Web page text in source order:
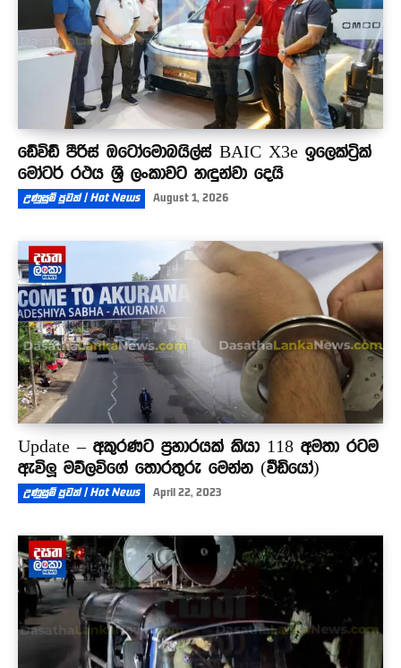
ඩේවිඩ් පීරිස් ඔටෝමොබයිල්ස් BAIC X3e ඉලෙක්ට්‍රික්
මෝටර් රථය ශ්‍රී ලංකාවට හඳුන්වා දෙයි
උණුසුම් පුවත් | Hot News August 1, 2026
Update – අකුරණට ප්‍රහාරයක් කියා 118 අමතා රටම
ඇවිලූ මව්ලවිගේ තොරතුරු මෙන්න (වීඩියෝ)
උණුසුම් පුවත් | Hot News April 22, 2023